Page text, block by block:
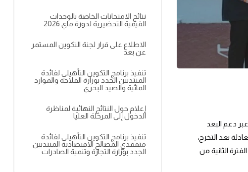
دعم البعد
بعد التخرج،
قصير الأمد وذلك يومي 28و 29 أفريل 2025 لفائدة تلاميذ الفترة الثانية من
نتائج الامتحانات الخاصة بالوحدات
القيمية التحضيرية لدورة ماي 2026
الاطلاع على قرار لجنة التكوين المستمر
عن بعد
تنفيذ برنامج التكوين التأهيلي لفائدة
المنتدبين الجدد بوزارة الفلاحة والموارد
المائية والصيد البحري
إعلام حول النتائج النهائية لمناظرة
الدخول إلى المرحلة العليا
تنفيذ برنامج التكوين التأهيلي لفائدة
متفقدي المصالح الاقتصادية المنتدبين
الجدد بوزارة التجارة وتنمية الصادرات